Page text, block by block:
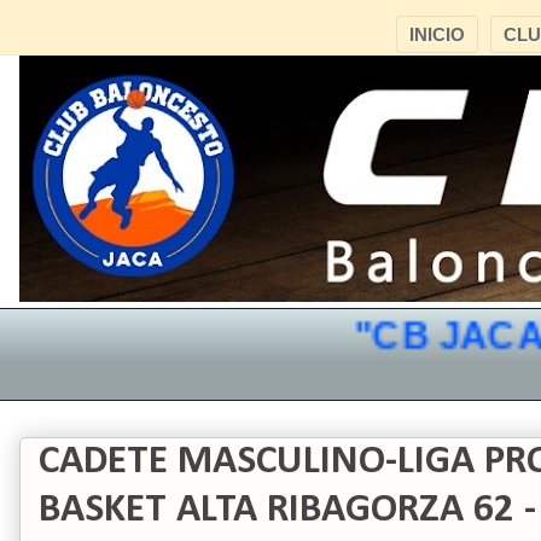
INICIO
"CB JACA"
CADETE MASCULINO-LIGA
BASKET ALTA RIBAGORZA 62